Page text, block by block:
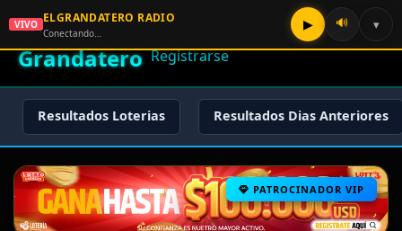
🌟 El
Grandatero
🔑 Iniciar Sesión
📝
Registrarse
Resultados Loterias Resultados Dias Anteriores
PATROCINADOR VIP
VIVO ELGRANDATERO RADIO
Conectando…
▶ 🔊 ▾